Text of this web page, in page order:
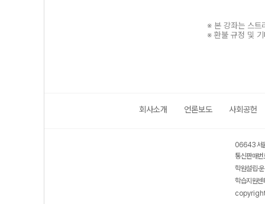
※ 본 강좌는 스트
※ 환불 규정 및
회사소개 언론보도 사회공헌
06643 서
통신판매
학원설립·
학습지원